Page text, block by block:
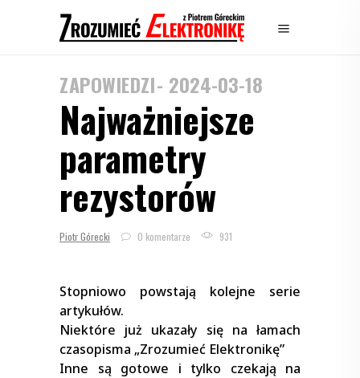
ZAPOWIEDZI 2024-03-18
Najważniejsze
parametry
rezystorów
Piotr Górecki 0 komentarze 931
Stopniowo powstają kolejne serie
artykułów.
Niektóre już ukazały się na łamach
czasopisma „Zrozumieć Elektronikę”
Inne są gotowe i tylko czekają na